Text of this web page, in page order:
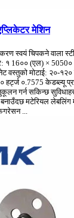
मेशिन
स्वयं चिपकने वाला
16०० (एल) × 5050०
वस्तुको मोटाई: २०-
हर्ट्ज ०.7575 केडब्ल्यू
गर्न सकिन्छ
मटेरियल
...